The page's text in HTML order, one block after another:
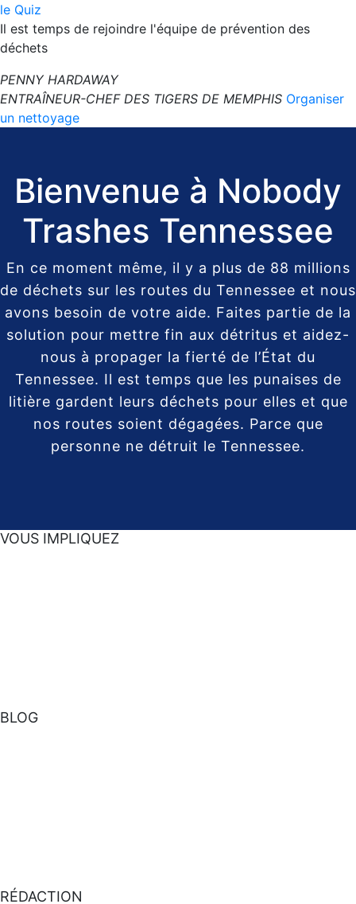
le Quiz
Il est temps de rejoindre l'équipe de prévention des
déchets
PENNY HARDAWAY
ENTRAÎNEUR-CHEF DES TIGERS DE MEMPHIS Organiser
un nettoyage
Bienvenue à Nobody
Trashes Tennessee
En ce moment même, il y a plus de 88 millions
de déchets sur les routes du Tennessee et nous
avons besoin de votre aide. Faites partie de la
solution pour mettre fin aux détritus et aidez-
nous à propager la fierté de l’État du
Tennessee. Il est temps que les punaises de
litière gardent leurs déchets pour elles et que
nos routes soient dégagées. Parce que
personne ne détruit le Tennessee.
VOUS IMPLIQUEZ
BLOG
RÉDACTION